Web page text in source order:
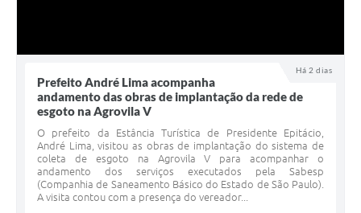
Há 2 dias
Prefeito André Lima acompanha
andamento das obras de implantação da rede de
esgoto na Agrovila V
O prefeito da Estância Turística de Presidente Epitácio,
André Lima, visitou as obras de implantação do sistema de
coleta de esgoto na Agrovila V para acompanhar o
andamento dos serviços executados pela Sabesp
(Companhia de Saneamento Básico do Estado de São Paulo).
A visita contou com a presença do vereador...